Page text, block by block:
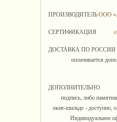
ПРОИЗВОДИТЕЛЬООО
СЕРТИФИКАЦИЯ
ДОСТАВКА ПО РОССИИ
оплачивается
ДОПОЛНИТЕЛЬНО
подпись, либо
окне-шильде - доступно,
Индивидуальное